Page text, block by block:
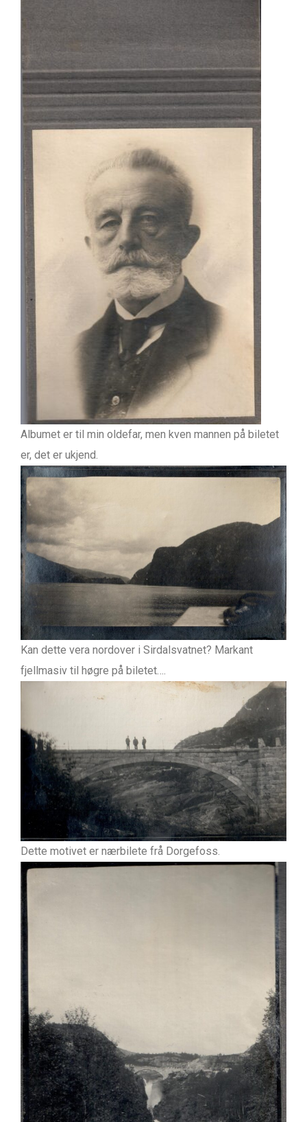
Albumet er til min oldefar, men kven mannen på biletet
er, det er ukjend.
Kan dette vera nordover i Sirdalsvatnet? Markant
fjellmasiv til høgre på biletet….
Dette motivet er nærbilete frå Dorgefoss.